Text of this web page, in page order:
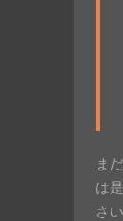
ま
は
さい